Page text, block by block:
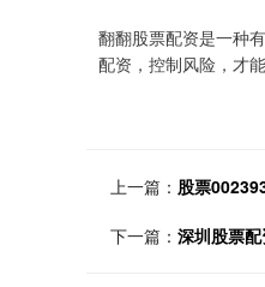
翻翻股票配资是一种
配资，控制风险，才
上一篇： 股票
下一篇： 深圳股票